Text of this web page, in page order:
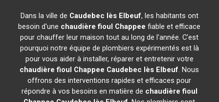
Dans la ville de Caudebec lès Elbeuf, les habitants ont
besoin d'une chaudière fioul Chappee fiable et efficace
pour chauffer leur maison tout au long de l'année. C'est
pourquoi notre équipe de plombiers expérimentés est là
pour vous aider à installer, réparer et entretenir votre
chaudière fioul Chappee Caudebec lès Elbeuf. Nous
offrons des interventions rapides et efficaces pour
répondre à vos besoins en matière de chaudière fioul